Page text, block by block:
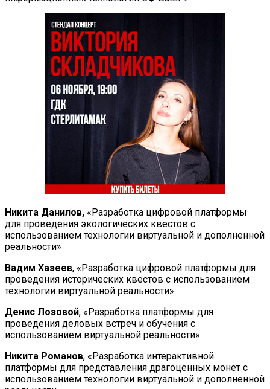
Никита Данилов, «Разработка цифровой платформы
для проведения экологических квестов с
использованием технологии виртуальной и дополненной
реальности»
Вадим Хазеев, «Разработка цифровой платформы для
проведения исторических квестов с использованием
технологии виртуальной реальности»
Денис Лозовой, «Разработка платформы для
проведения деловых встреч и обучения с
использованием виртуальной реальности»
Никита Романов, «Разработка интерактивной
платформы для представления драгоценных монет с
использованием технологии виртуальной и дополненной